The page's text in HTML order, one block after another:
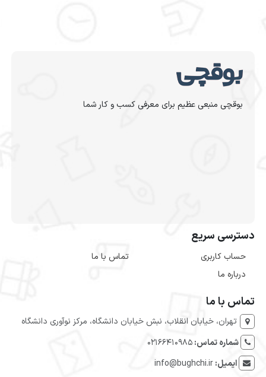
بوقچی منبعی عظیم برای معرفی کسب و کار شما
دسترسی سریع
حساب کاربری
درباره ما
تماس با ما
تماس با ما
تهران، خیابان انقلاب، نبش خیابان دانشگاه، مرکز نوآوری دانشگاه
شماره تماس:۰۲۱۶۶۴۱۰۹۸۵
ایمیل:info@bughchi.ir